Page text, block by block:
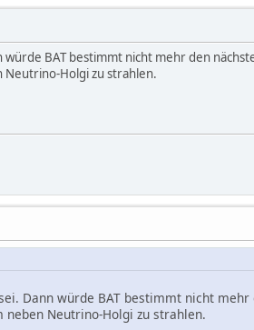
würde BAT bestimmt nicht mehr den
Neutrino-Holgi zu strahlen.
Dann würde BAT bestimmt nicht mehr
neben Neutrino-Holgi zu strahlen.